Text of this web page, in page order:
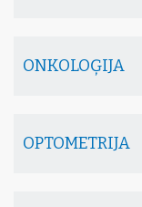
ONKOLOĢIJA
OPTOMETRIJA